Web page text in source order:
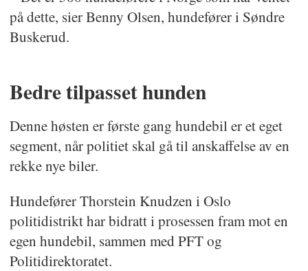
på dette, sier Benny Olsen, hundefører i Søndre
Buskerud.
Bedre tilpasset hunden
Denne høsten er første gang hundebil er et eget
segment, når politiet skal gå til anskaffelse av en
rekke nye biler.
Hundefører Thorstein Knudzen i Oslo
politidistrikt har bidratt i prosessen fram mot en
egen hundebil, sammen med PFT og
Politidirektoratet.